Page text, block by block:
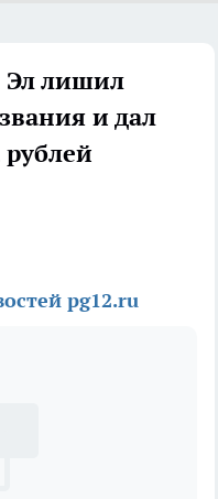
Эл лишил
и дал
pg12.ru